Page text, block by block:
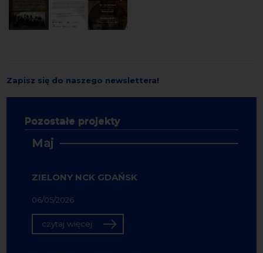
Zapisz się do naszego newslettera!
Pozostałe projekty
Maj
ZIELONY NCK GDAŃSK
06/05/2026
czytaj więcej